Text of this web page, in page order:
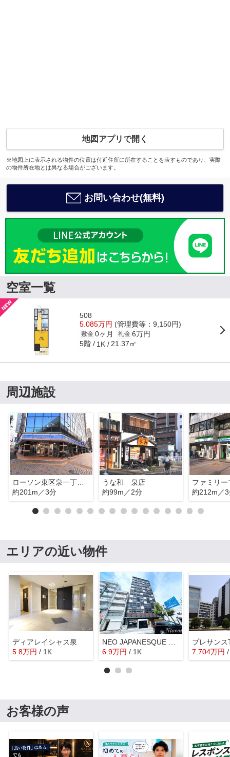
地図アプリで開く
※地図上に表示される物件の位置は付近住所に所在することを表すものであり、実際
の物件所在地とは異なる場合がございます。
お問い合わせ(無料)
空室一覧
508
5.085万円 (管理費等：9,150円)
敷金 0ヶ月 礼金 6万円
5階 1K 21.37㎡
周辺施設
ローソン東区泉一丁目店
約201m／3分
うな和 泉店
約99m／2分
約212m／
エリアの近い物件
ディアレイシャス泉
5.8万円 / 1K
6.9万円 / 1K
プレサンス
7.704万円
お客様の声